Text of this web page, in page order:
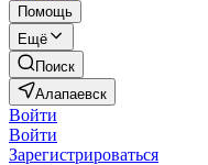
Помощь
Ещё
Поиск
Алапаевск
Войти
Войти
Зарегистрироваться